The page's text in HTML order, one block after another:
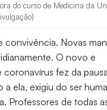
do curso de Medicina da
convivência. Novas
O novo e
fez da
a ela, exigiu do ser
Professores de todas